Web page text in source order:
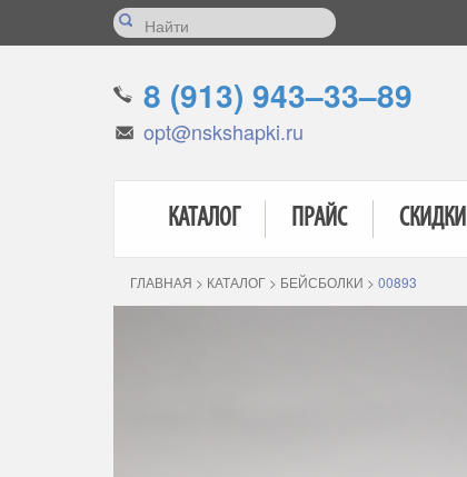
8 (913) 943–33–89
opt@nskshapki.ru
КАТАЛОГ ПРАЙС СКИДКИ
ГЛАВНАЯ > КАТАЛОГ > БЕЙСБОЛКИ > 00893